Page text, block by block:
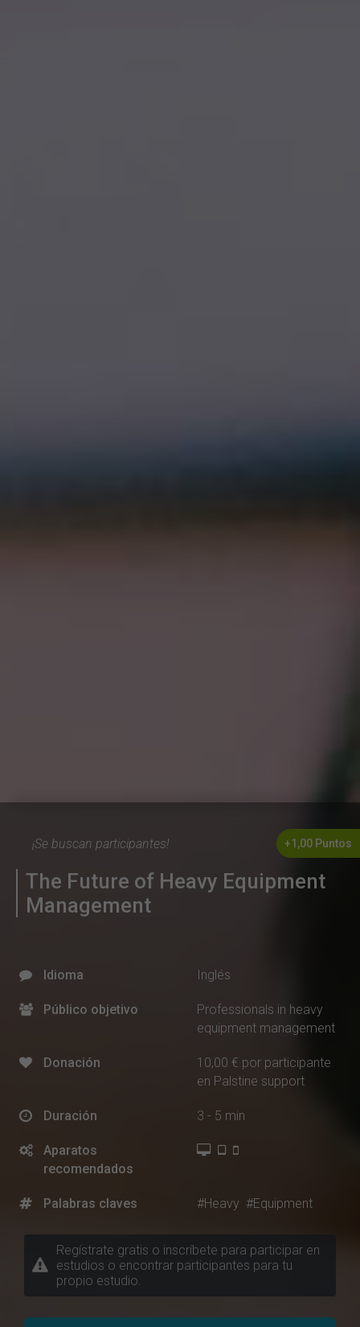
¡Se buscan participantes!
The Future of Heavy Equipment
Management
+1,00 Puntos
Idioma Inglés
Público objetivo
Professionals in heavy
equipment management
Donación
10,00 € por participante
en Palstine support
Duración 3 - 5 min
Aparatos
recomendados
Palabras claves #Heavy #Equipment
Regístrate gratis o inscríbete para participar en
estudios o encontrar participantes para tu
propio estudio.